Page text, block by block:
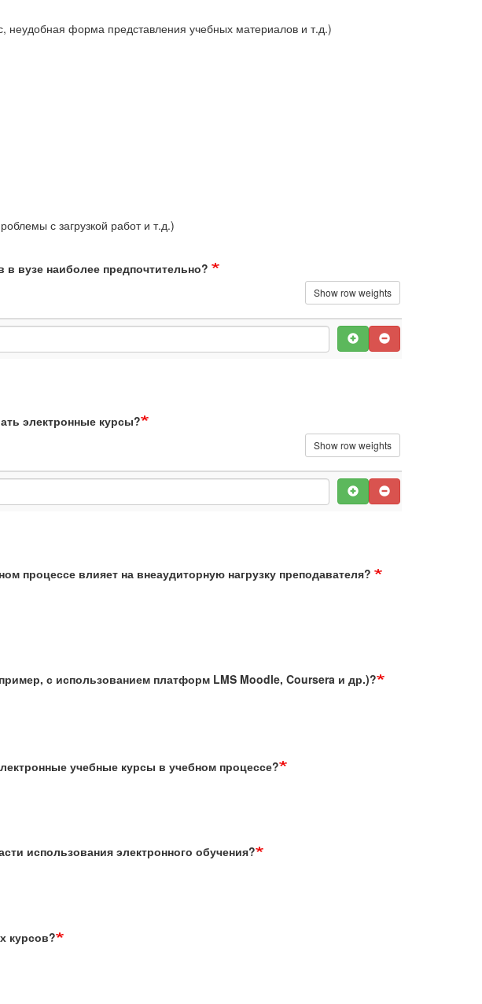
неудобная форма представления учебных материалов и т.д.)
с загрузкой работ и т.д.)
вузе наиболее предпочтительно?
Show row weights
в вузе наиболее предпочтительно? Add Remove
электронные курсы?
Show row weights
электронные курсы? Add Remove
процессе влияет на внеаудиторную нагрузку преподавателя?
с использованием платформ LMS Moodle, Coursera и др.)?
учебные курсы в учебном процессе?
использования электронного обучения?
курсов?